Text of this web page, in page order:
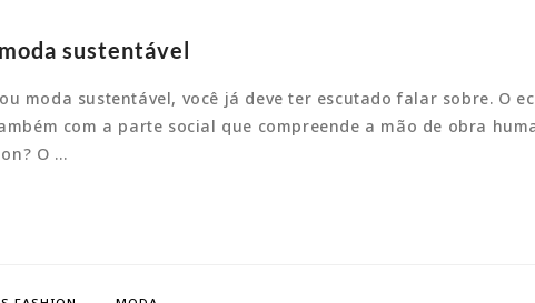
sustentável
moda sustentável, você já deve ter escutado falar sobre. O
com a parte social que compreende a mão de obra
O …